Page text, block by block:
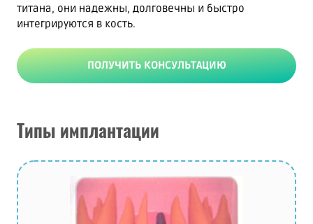
титана, они надежны, долговечны и быстро
интегрируются в кость.
ПОЛУЧИТЬ КОНСУЛЬТАЦИЮ
Типы имплантации